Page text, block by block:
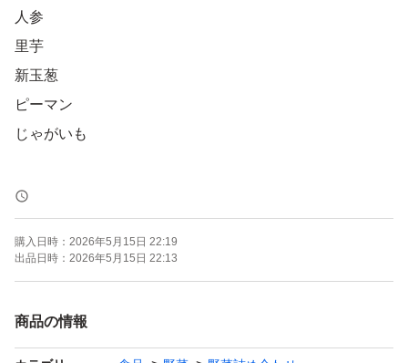
人参
里芋
新玉葱
ピーマン
じゃがいも
写真はイメージです。
ご購入の時点で一番新鮮なものを発送いたします
美味しい季節の野菜をお楽しみいただくための、大盛りお
購入日時： 2026年5月15日 22:19
出品日時： 2026年5月15日 22:13
商品の情報